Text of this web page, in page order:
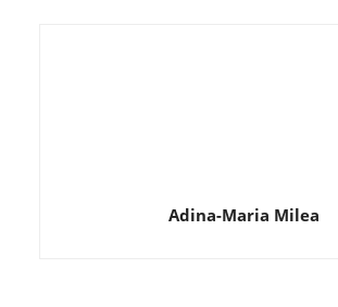
Adina-Maria Milea